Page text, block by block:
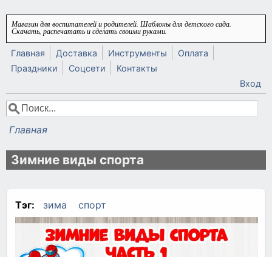
Перейти к основному содержанию
Магазин для воспитателей и родителей. Шаблоны для детского сада.
Скачать, распечатать и сделать своими руками.
Главная Доставка Инструменты
Оплата
Праздники
Соцсети
Контакты
Вход
Форма поиска
Поиск
Вы здесь
Главная
Зимние виды спорта
Тэг: зима спорт